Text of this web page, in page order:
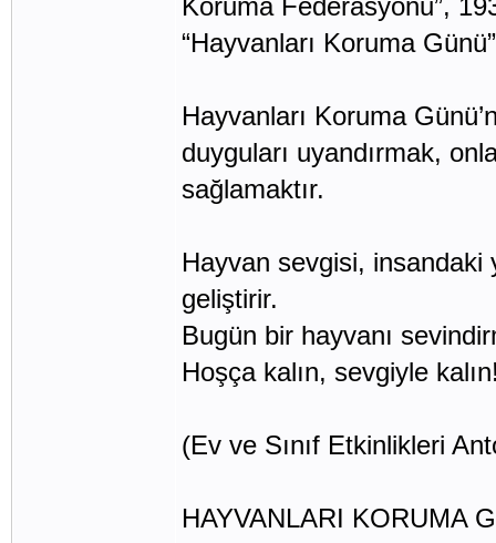
Koruma Federasyonu”,
“Hayvanları Koruma
Hayvanları Koruma
duyguları uyandırmak,
sağlamaktır.
Hayvan sevgisi, insandaki
geliştirir.
Bugün bir hayvanı
Hoşça kalın, sevgiyle
(Ev ve Sınıf Etkinlikleri
HAYVANLARI KORUMA